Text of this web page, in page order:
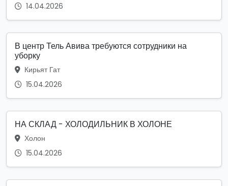
14.04.2026
В центр Тель Авива требуются сотрудники на
уборку
Кирьят Гат
15.04.2026
НА СКЛАД - ХОЛОДИЛЬНИК В ХОЛОНЕ
Холон
15.04.2026